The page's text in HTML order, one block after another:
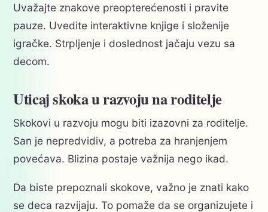
Uvažajte znakove preopterećenosti i pravite
pauze. Uvedite interaktivne knjige i složenije
igračke. Strpljenje i doslednost jačaju vezu sa
decom.
Uticaj skoka u razvoju na roditelje
Skokovi u razvoju mogu biti izazovni za roditelje.
San je nepredvidiv, a potreba za hranjenjem
povećava. Blizina postaje važnija nego ikad.
Da biste prepoznali skokove, važno je znati kako
se deca razvijaju. To pomaže da se organizujete i